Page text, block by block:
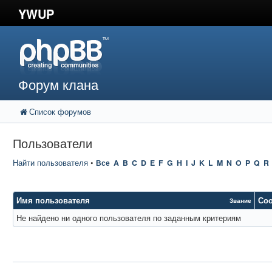
YWUP
Форум клана
Список форумов
Пользователи
Найти пользователя • Все A B C D E F G H I J K L M N O P Q R
Имя пользователя
Звание
Не найдено ни одного пользователя по заданным критериям